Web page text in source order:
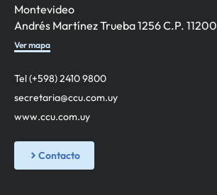
Montevideo
Andrés Martínez Trueba 1256 C.P. 11200
Ver mapa
Tel (+598) 2410 9800
secretaria@ccu.com.uy
www.ccu.com.uy
Contacto